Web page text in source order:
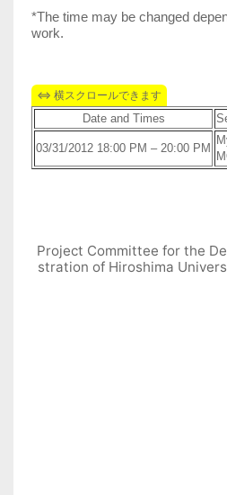
*The time may be changed
work.
Date and Times
03/31/2012 18:00 PM – 20:00 PM
Project Committee for the
stration of Hiroshima